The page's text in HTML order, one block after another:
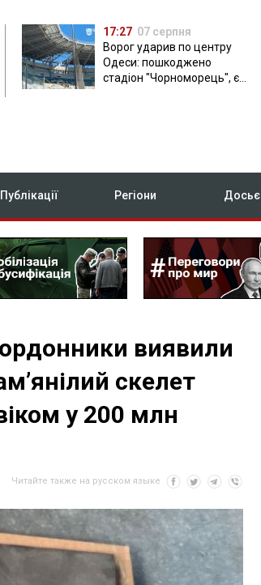
17:27 07 серпня
Ворог ударив по центру
Одеси: пошкоджено
стадіон "Чорноморець", є
Публікації Регіони Досьє
виявили
скелет
у 200 млн
Читайте также на русском языке